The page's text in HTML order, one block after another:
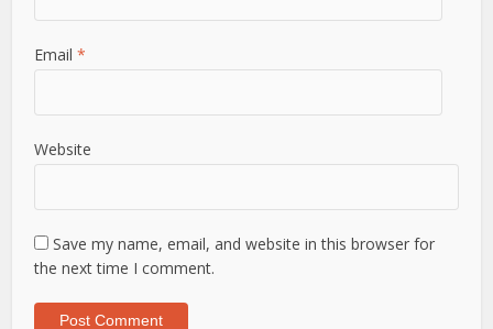
Email *
Website
Save my name, email, and website in this browser for
the next time I comment.